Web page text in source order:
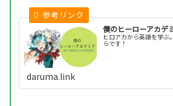
僕のヒーローアカデ
ヒロアカから英語を学ぶ
らです！
daruma.link